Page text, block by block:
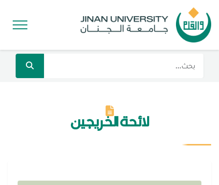
لائحة الخريجين